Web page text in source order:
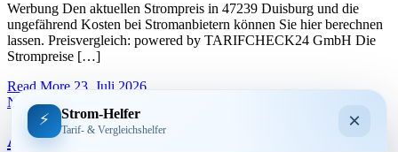
Werbung Den aktuellen Strompreis in 47239 Duisburg und die
ungefährend Kosten bei Stromanbietern können Sie hier berechnen
lassen. Preisvergleich: powered by TARIFCHECK24 GmbH Die
Strompreise […]
Read More 23. Juli 2026
Nordrhein-Westfalen
Aktuelle Strompreise in 47259 Duisburg
⚡ Strom-Helfer
Tarif- & Vergleichshelfer ×